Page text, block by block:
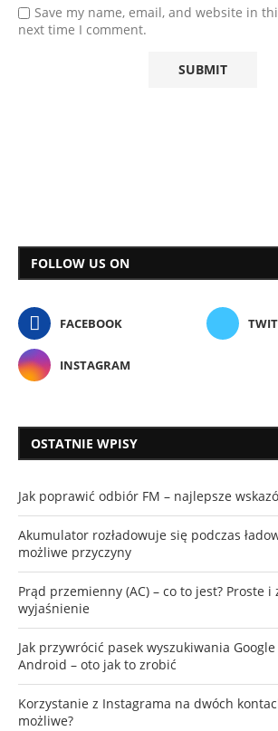
Save my name, email, and website in
next time I comment.
FOLLOW US ON
FACEBOOK
INSTAGRAM
OSTATNIE WPISY
Jak poprawić odbiór FM – najlepsze
Akumulator rozładowuje się podczas
możliwe przyczyny
Prąd przemienny (AC) – co to jest? Proste i
wyjaśnienie
Jak przywrócić pasek wyszukiwania
Android – oto jak to zrobić
Korzystanie z Instagrama na dwóch
możliwe?